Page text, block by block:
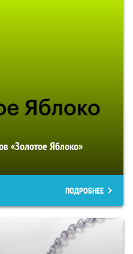
«Золотое Яблоко»
ПОДРОБНЕЕ